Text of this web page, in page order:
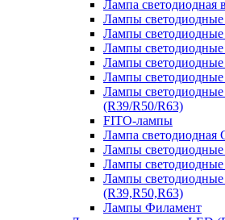
Лампа светодиодная
Лампы
Лампы
Лампы
Лампы
Лампы
Лампы светодиодные
(R39/R50/R63)
FITO-лампы
Лампа светодиодная
Лампы
Лампы
Лампы светодиодные
(R39,R50,R63)
Лампы Филамент